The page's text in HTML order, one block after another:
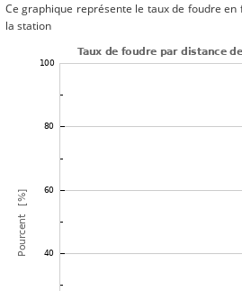
Ce graphique représente le taux de foudre
la station